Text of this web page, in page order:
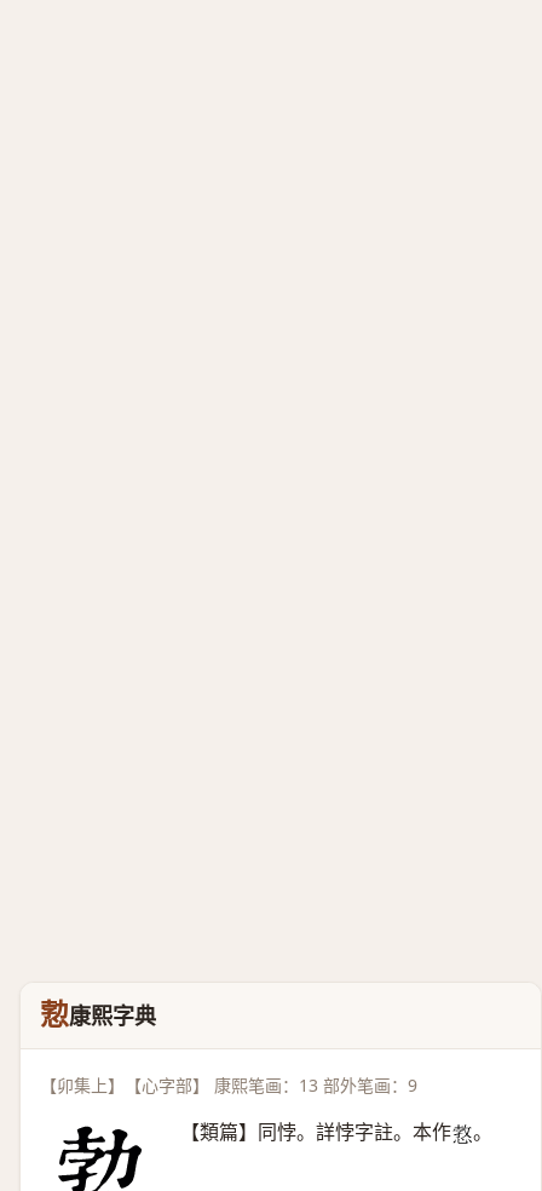
愂康熙字典
【卯集上】【心字部】 康熙笔画：13 部外笔画：9
【類篇】同悖。詳悖字註。本作𢠜 。